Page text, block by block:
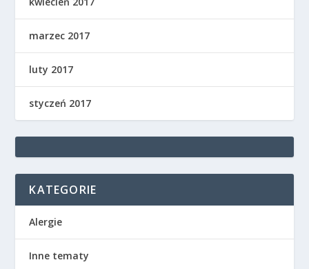
marzec 2017
luty 2017
styczeń 2017
KATEGORIE
Alergie
Inne tematy